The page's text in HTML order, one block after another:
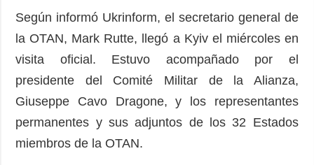
Según informó Ukrinform, el secretario general de
la OTAN, Mark Rutte, llegó a Kyiv el miércoles en
visita oficial. Estuvo acompañado por el
presidente del Comité Militar de la Alianza,
Giuseppe Cavo Dragone, y los representantes
permanentes y sus adjuntos de los 32 Estados
miembros de la OTAN.